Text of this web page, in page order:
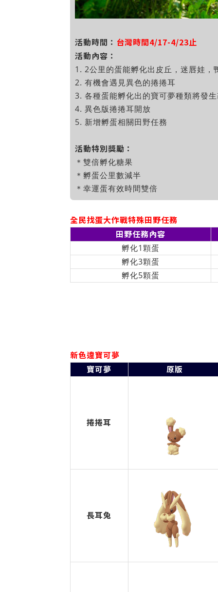
活動時間： 台灣時間4/17-4/23止
活動內容：
1. 2公里的蛋能孵化出皮丘，迷唇娃，
2. 有機會遇見異色的捲捲耳
3. 各種蛋能孵化出的寶可夢種類將發
4. 異色版捲捲耳開放
5. 新增孵蛋相關田野任務
活動特別獎勵：
＊雙倍孵化糖果
＊孵蛋公里數減半
＊幸運蛋有效時間雙倍
全民找蛋大作戰特殊田野任務
田野任務內容
孵化1顆蛋
孵化3顆蛋
孵化5顆蛋
新色違寶可夢
寶可夢
原版
捲捲耳
長耳兔